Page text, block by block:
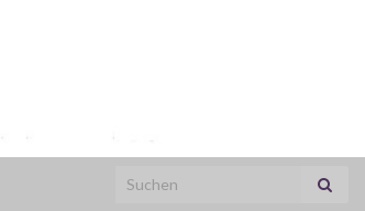
Search for: